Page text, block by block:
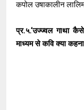
कपोल उषाकालीन
प्र.५.‘उज्ज्वल गाथा
माध्यम से कवि क्या